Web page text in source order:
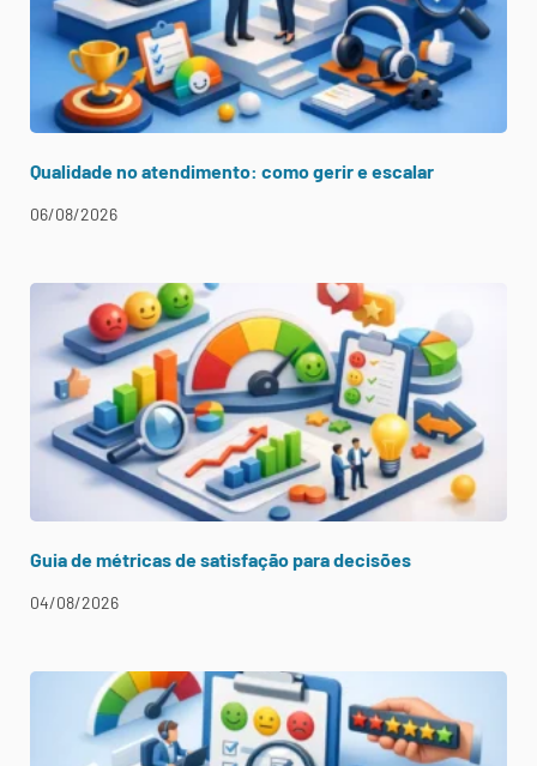
Qualidade no atendimento: como gerir e escalar
06/08/2026
Guia de métricas de satisfação para decisões
04/08/2026